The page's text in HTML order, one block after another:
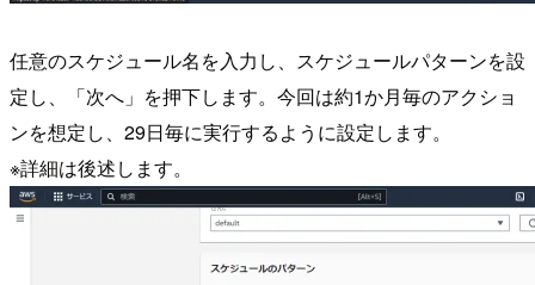
任意のスケジュール名を入力し、スケジュールパターンを設
定し、「次へ」を押下します。今回は約1か月毎のアクショ
ンを想定し、29日毎に実行するように設定します。
※詳細は後述します。